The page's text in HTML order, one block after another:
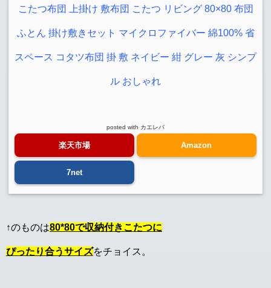
こたつ布団 上掛け 敷布団 こたつ リビング 80×80 布団
ふとん 掛け敷きセット マイクロファイバー 綿100% 省
スペース コタツ布団 掛 敷 ネイビー 紺 グレー 灰 シンプ
ル おしゃれ
posted with カエレバ
楽天市場 Amazon
7net
↑のものは80*80で収納付きこたつに
ぴったり合うサイズをチョイス。